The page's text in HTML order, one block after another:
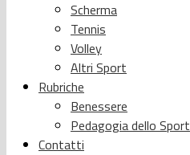
Scherma
Tennis
Volley
Altri Sport
Rubriche
Benessere
Pedagogia dello Sport
Contatti